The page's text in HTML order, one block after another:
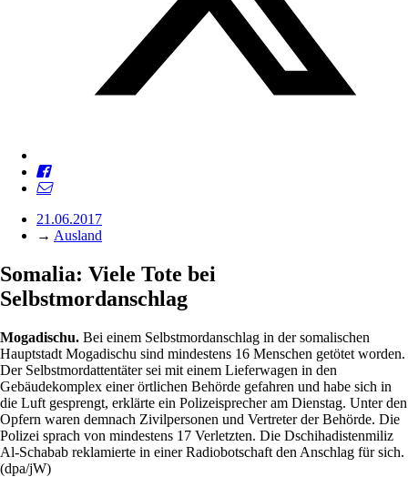
21.06.2017
→ Ausland
Somalia: Viele Tote bei
Selbstmordanschlag
Mogadischu. Bei einem Selbstmordanschlag in der somalischen
Hauptstadt Mogadischu sind mindestens 16 Menschen getötet worden.
Der Selbstmordattentäter sei mit einem Lieferwagen in den
Gebäudekomplex einer örtlichen Behörde gefahren und habe sich in
die Luft gesprengt, erklärte ein Polizeisprecher am Dienstag. Unter den
Opfern waren demnach Zivilpersonen und Vertreter der Behörde. Die
Polizei sprach von mindestens 17 Verletzten. Die Dschihadistenmiliz
Al-Schabab reklamierte in einer Radiobotschaft den Anschlag für sich.
(dpa/jW)